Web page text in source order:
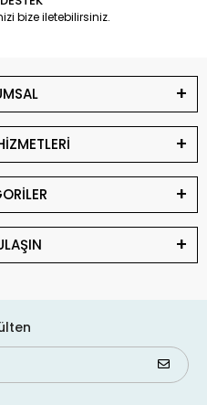
bize iletebilirsiniz.